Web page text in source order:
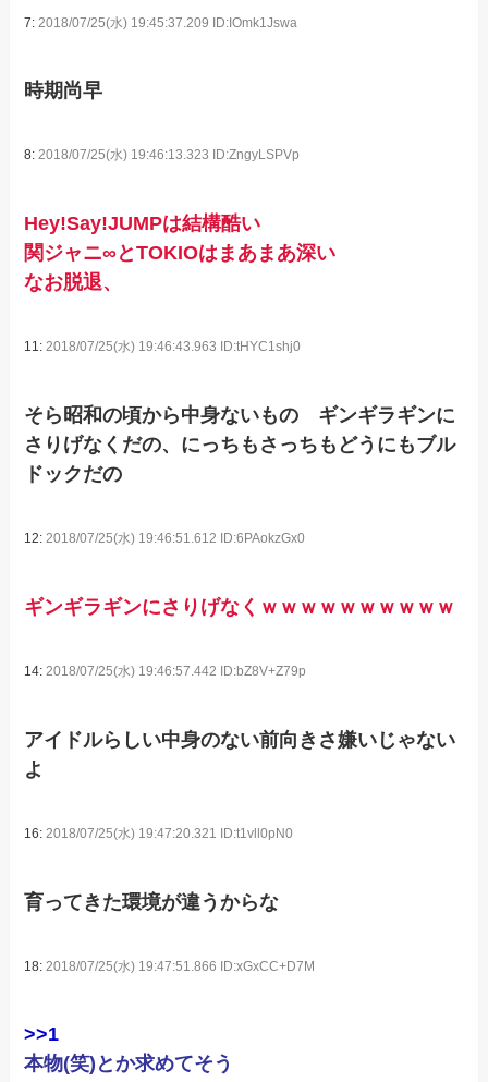
7: 2018/07/25(水) 19:45:37.209 ID:IOmk1Jswa
時期尚早
8:2018/07/25(水) 19:46:13.323 ID:ZngyLSPVp
Hey!Say!JUMPは結構酷い
関ジャニ∞とTOKIOはまあまあ深い
なお脱退、
11:2018/07/25(水) 19:46:43.963 ID:tHYC1shj0
そら昭和の頃から中身ないもの ギンギラギンに
さりげなくだの、にっちもさっちもどうにもブル
ドックだの
12:2018/07/25(水) 19:46:51.612 ID:6PAokzGx0
ギンギラギンにさりげなくｗｗｗｗｗｗｗｗｗｗ
14:2018/07/25(水) 19:46:57.442 ID:bZ8V+Z79p
アイドルらしい中身のない前向きさ嫌いじゃない
よ
16: 2018/07/25(水) 19:47:20.321 ID:t1vll0pN0
育ってきた環境が違うからな
18: 2018/07/25(水) 19:47:51.866 ID:xGxCC+D7M
>>1
本物(笑)とか求めてそう